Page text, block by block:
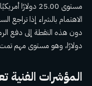
مستوى 25.00
الاهتمام بالشراء إذا
دولارًا، وهو مستوى مهم
المؤشرات الفنية